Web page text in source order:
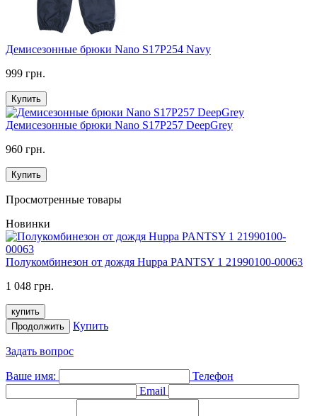
Демисезонные брюки Nano S17P254 Navy
999 грн.
Купить
Демисезонные брюки Nano S17P257 DeepGrey
960 грн.
Купить
Просмотренные товары
Новинки
Полукомбинезон от дождя Huppa PANTSY 1 21990100-00063
1 048 грн.
купить
Продолжить
Купить
Задать вопрос
Ваше имя:
Телефон
Email